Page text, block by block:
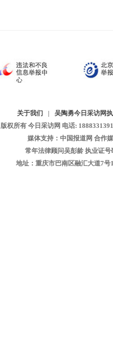
关于我们 |
吴陶勇今日采访网
版权所有 今日采访网 电话:
媒体支持：中国报道网 合作
常年法律顾问吴彭龄 执业证
地址：重庆市巴南区融汇大道7号